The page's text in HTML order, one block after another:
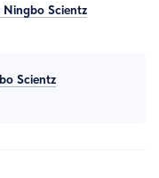
Ningbo Scientz
Scientz